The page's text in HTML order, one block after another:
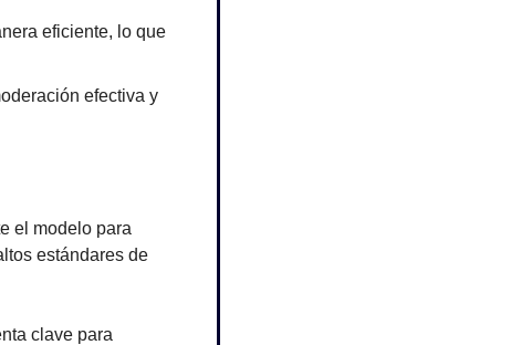
eficiente, lo que
efectiva y
el modelo para
estándares de
clave para